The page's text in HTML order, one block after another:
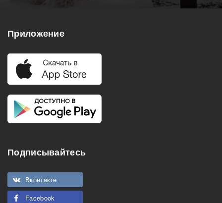
Приложение
Подписывайтесь
Вконтакте
Facebook